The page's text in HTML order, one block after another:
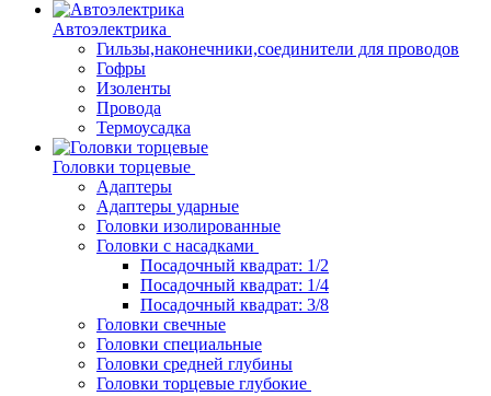
Автоэлектрика
Гильзы,наконечники,соединители для проводов
Гофры
Изоленты
Провода
Термоусадка
Головки торцевые
Адаптеры
Адаптеры ударные
Головки изолированные
Головки с насадками
Посадочный квадрат: 1/2
Посадочный квадрат: 1/4
Посадочный квадрат: 3/8
Головки свечные
Головки специальные
Головки средней глубины
Головки торцевые глубокие